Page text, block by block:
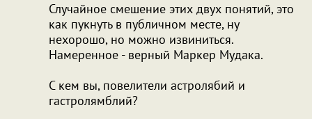
Случайное смешение этих двух понятий, это
как пукнуть в публичном месте, ну
нехорошо, но можно извиниться.
Намеренное - верный Маркер Мудака.
С кем вы, повелители астролябий и
гастролямблий?